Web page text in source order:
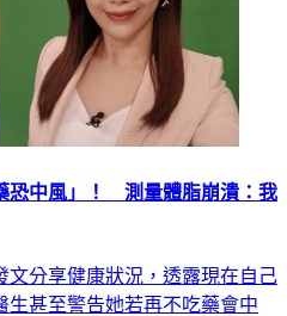
恐中風」！ 測量體脂崩潰：我
文分享健康狀況，透露現在自己
生甚至警告她若再不吃藥會中